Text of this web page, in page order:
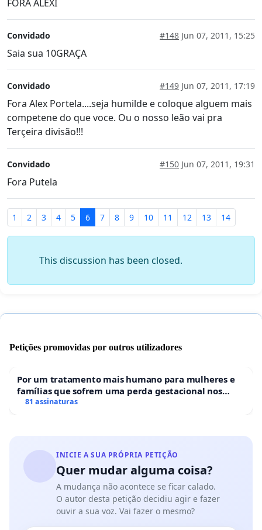
FORA ALEXI
Convidado #148 Jun 07, 2011, 15:25
Saia sua 10GRAÇA
Convidado #149 Jun 07, 2011, 17:19
Fora Alex Portela....seja humilde e coloque alguem mais
competene do que voce. Ou o nosso leão vai pra
Terçeira divisão!!!
Convidado #150 Jun 07, 2011, 19:31
Fora Putela
1 2 3 4 5 6 7 8 9 10 11 12 13 14
This discussion has been closed.
Petições promovidas por outros utilizadores
Por um tratamento mais humano para mulheres e
famílias que sofrem uma perda gestacional nos
hospitais portugueses
81 assinaturas
INICIE A SUA PRÓPRIA PETIÇÃO
Quer mudar alguma coisa?
A mudança não acontece se ficar calado.
O autor desta petição decidiu agir e fazer
ouvir a sua voz. Vai fazer o mesmo?